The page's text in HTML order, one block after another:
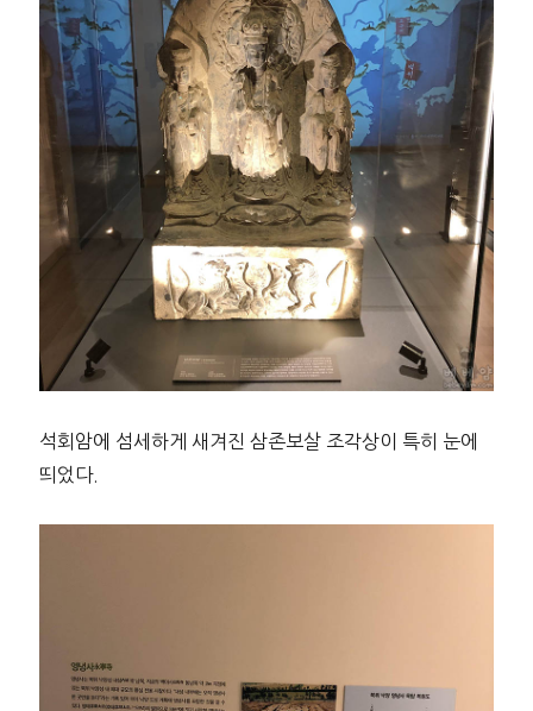
석회암에 섬세하게 새겨진 삼존보살 조각상이 특히 눈에
띄었다.